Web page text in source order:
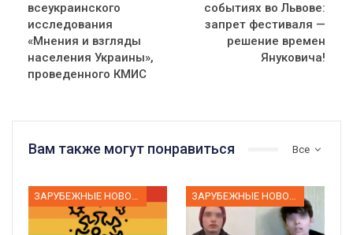
всеукраинского
исследования
«Мнения и взгляды
населения Украины»,
проведенного КМИС
событиях во Львове:
запрет фестиваля —
решение времен
Януковича!
Все
Вам также могут понравиться